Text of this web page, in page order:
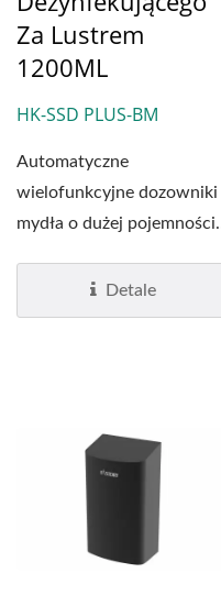
Za Lustrem
1200ML
HK-SSD PLUS-BM
Automatyczne
wielofunkcyjne dozowniki
mydła o dużej pojemności
zaprojektowane...
Detale